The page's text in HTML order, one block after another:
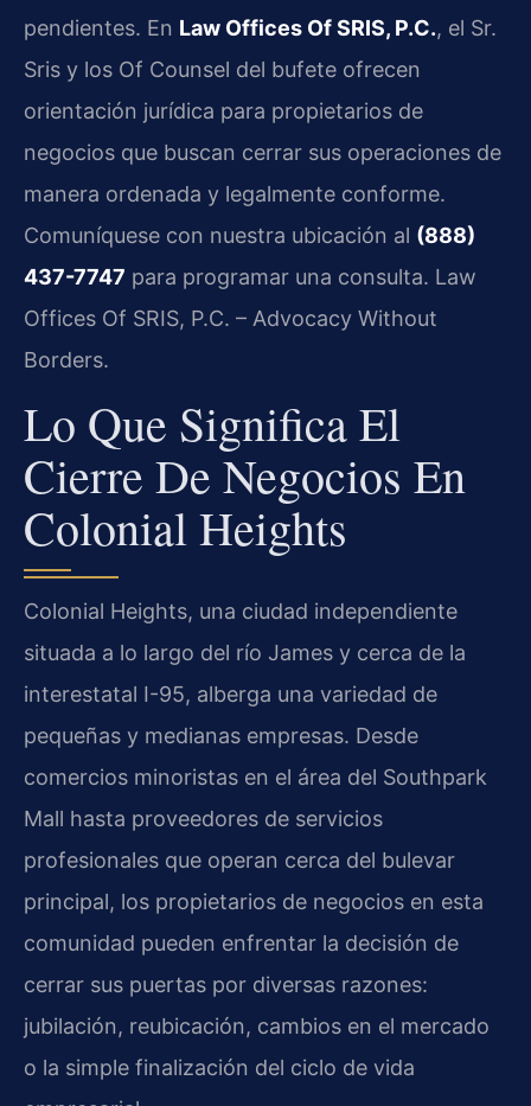
pendientes. En Law Offices Of SRIS, P.C., el Sr.
Sris y los Of Counsel del bufete ofrecen
orientación jurídica para propietarios de
negocios que buscan cerrar sus operaciones de
manera ordenada y legalmente conforme.
Comuníquese con nuestra ubicación al (888)
437-7747 para programar una consulta. Law
Offices Of SRIS, P.C. – Advocacy Without
Borders.
Lo Que Significa El
Cierre De Negocios En
Colonial Heights
Colonial Heights, una ciudad independiente
situada a lo largo del río James y cerca de la
interestatal I-95, alberga una variedad de
pequeñas y medianas empresas. Desde
comercios minoristas en el área del Southpark
Mall hasta proveedores de servicios
profesionales que operan cerca del bulevar
principal, los propietarios de negocios en esta
comunidad pueden enfrentar la decisión de
cerrar sus puertas por diversas razones:
jubilación, reubicación, cambios en el mercado
o la simple finalización del ciclo de vida